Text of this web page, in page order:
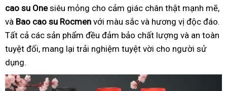
cao su Onesiêu mỏng cho cảm giác chân thật mạnh mẽ,
và Bao cao su Rocmen với màu sắc và hương vị độc đáo.
Tất cả các sản phẩm đều đảm bảo chất lượng và an toàn
tuyệt đối, mang lại trải nghiệm tuyệt vời cho người sử
dụng.